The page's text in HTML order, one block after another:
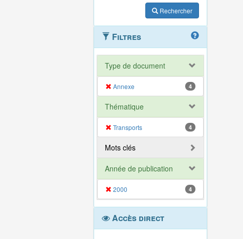
Rechercher
Filtres
Type de document
Annexe 4
Thématique
Transports 4
Mots clés
Année de publication
2000 4
Accès direct